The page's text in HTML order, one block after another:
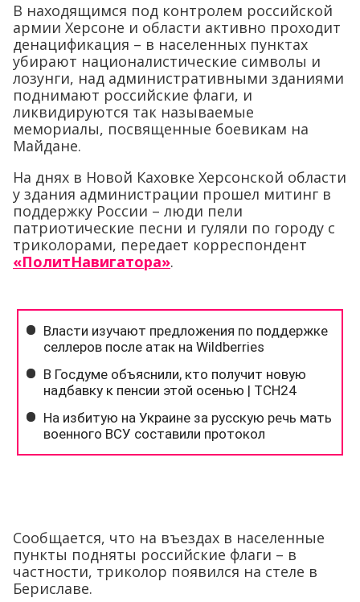
В находящимся под контролем российской
армии Херсоне и области активно проходит
денацификация – в населенных пунктах
убирают националистические символы и
лозунги, над административными зданиями
поднимают российские флаги, и
ликвидируются так называемые
мемориалы, посвященные боевикам на
Майдане.
На днях в Новой Каховке Херсонской области
у здания администрации прошел митинг в
поддержку России – люди пели
патриотические песни и гуляли по городу с
триколорами, передает корреспондент
«ПолитНавигатора».
Сообщается, что на въездах в населенные
пункты подняты российские флаги – в
частности, триколор появился на стеле в
Бериславе.